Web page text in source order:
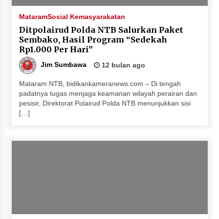
Penurunan Stunting di Sumbawa
4 minggu ago
Wabup Ansori Apresiasi Rekomendasi dan
Pandangan Fraksi – Fraksi DPRD Sumbawa
4 minggu ago
Bupati Sumbawa Lepas 487 Atlet dari Berbagai
Cabor yang Akan Berjuang pada PORPROV XII
NTB 2026
4 minggu ago
Program 100 Mustahik Per Desa di Desa Teluk
MataramSosial Kemasyarakatan
Ditpolairud Polda NTB Salurkan Paket
Sembako, Hasil Program “Sedekah
Rp1.000 Per Hari”
Jim Sumbawa 12 bulan ago
Mataram NTB, bidikankameranews.com – Di tengah
padatnya tugas menjaga keamanan wilayah perairan dan
pesisir, Direktorat Polairud Polda NTB menunjukkan sisi
[…]